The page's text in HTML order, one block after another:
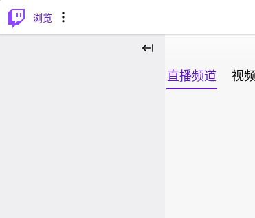
浏览
直播频道 视频